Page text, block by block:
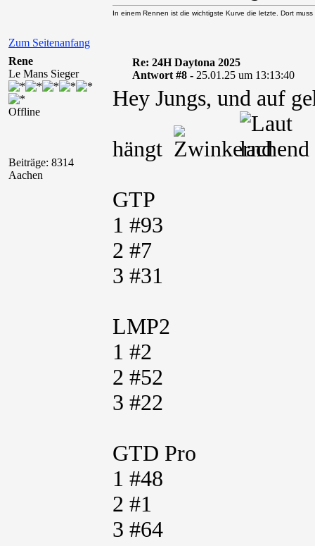
Zum Seitenanfang
In einem Rennen ist die wichtigste Kurve die letzte. Dort
Rene
Le Mans Sieger
Offline
Beiträge: 8314
Aachen
Re: 24H Daytona 2025
Antwort #8 - 25.01.25 um 13:13:40
Hey Jungs, und auf
hängt
GTP
1 #93
2 #7
3 #31
LMP2
1 #2
2 #52
3 #22
GTD Pro
1 #48
2 #1
3 #64